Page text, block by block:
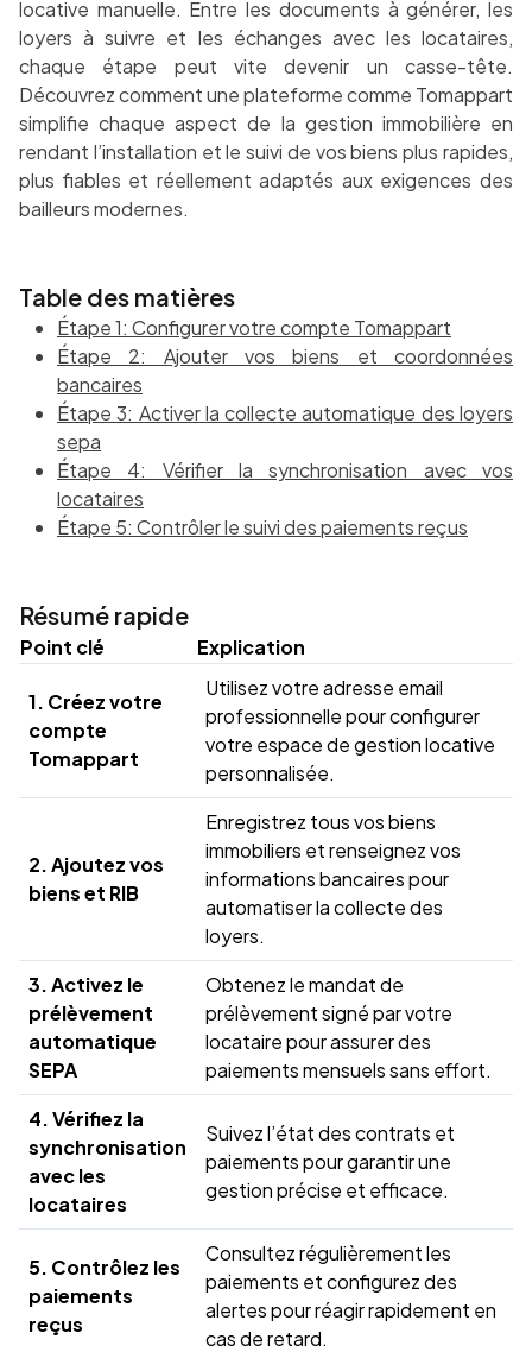
locative manuelle. Entre les documents à générer, les
loyers à suivre et les échanges avec les locataires,
chaque étape peut vite devenir un casse-tête.
Découvrez comment une plateforme comme Tomappart
simplifie chaque aspect de la gestion immobilière en
rendant l’installation et le suivi de vos biens plus rapides,
plus fiables et réellement adaptés aux exigences des
bailleurs modernes.
Table des matières
Étape 1: Configurer votre compte Tomappart
Étape 2: Ajouter vos biens et coordonnées
bancaires
Étape 3: Activer la collecte automatique des loyers
sepa
Étape 4: Vérifier la synchronisation avec vos
locataires
Étape 5: Contrôler le suivi des paiements reçus
Résumé rapide
Point clé Explication
1. Créez votre
compte
Tomappart
Utilisez votre adresse email
professionnelle pour configurer
votre espace de gestion locative
personnalisée.
2. Ajoutez vos
biens et RIB
Enregistrez tous vos biens
immobiliers et renseignez vos
informations bancaires pour
automatiser la collecte des
loyers.
3. Activez le
prélèvement
automatique
SEPA
Obtenez le mandat de
prélèvement signé par votre
locataire pour assurer des
paiements mensuels sans effort.
4. Vérifiez la
synchronisation
avec les
locataires
Suivez l’état des contrats et
paiements pour garantir une
gestion précise et efficace.
5. Contrôlez les
paiements
reçus
Consultez régulièrement les
paiements et configurez des
alertes pour réagir rapidement en
cas de retard.